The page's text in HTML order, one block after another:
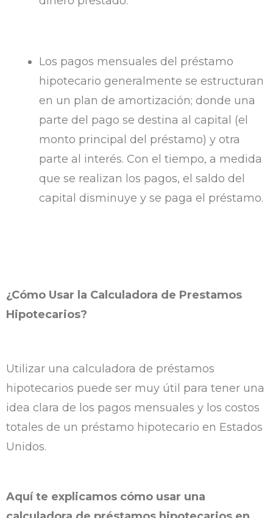
Los pagos mensuales del préstamo
hipotecario generalmente se estructuran
en un plan de amortización; donde una
parte del pago se destina al capital (el
monto principal del préstamo) y otra
parte al interés. Con el tiempo, a medida
que se realizan los pagos, el saldo del
capital disminuye y se paga el préstamo.
¿Cómo Usar la Calculadora de Prestamos
Hipotecarios?
Utilizar una calculadora de préstamos
hipotecarios puede ser muy útil para tener una
idea clara de los pagos mensuales y los costos
totales de un préstamo hipotecario en Estados
Unidos.
Aquí te explicamos cómo usar una